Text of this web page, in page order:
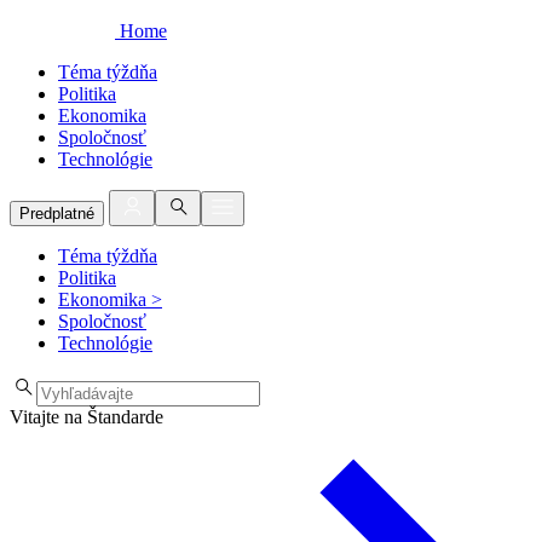
Home
Téma týždňa
Politika
Ekonomika
Spoločnosť
Technológie
Predplatné
Téma týždňa
Politika
Ekonomika >
Spoločnosť
Technológie
Vitajte na Štandarde